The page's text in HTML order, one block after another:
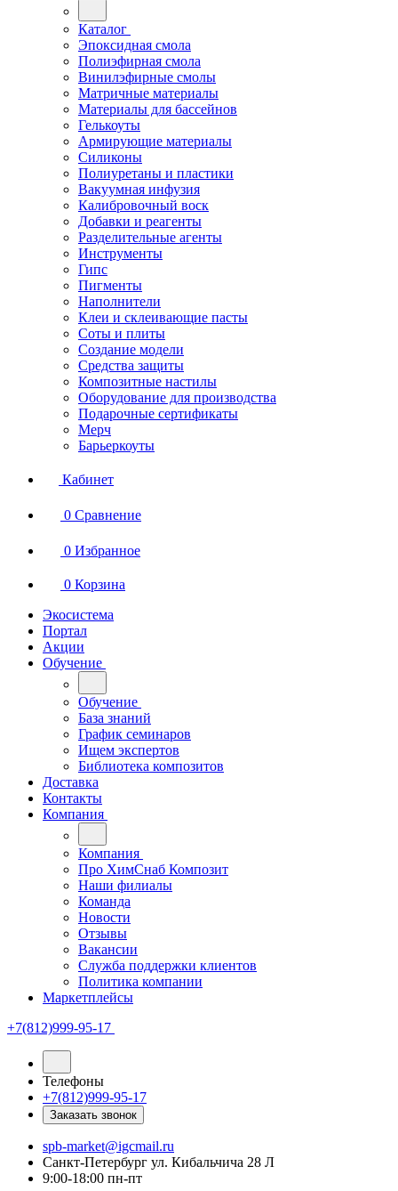
Каталог
Эпоксидная смола
Полиэфирная смола
Винилэфирные смолы
Матричные материалы
Материалы для бассейнов
Гелькоуты
Армирующие материалы
Силиконы
Полиуретаны и пластики
Вакуумная инфузия
Калибровочный воск
Добавки и реагенты
Разделительные агенты
Инструменты
Гипс
Пигменты
Наполнители
Клеи и склеивающие пасты
Соты и плиты
Создание модели
Средства защиты
Композитные настилы
Оборудование для производства
Подарочные сертификаты
Мерч
Барьеркоуты
Кабинет
0 Сравнение
0 Избранное
0 Корзина
Экосистема
Портал
Акции
Обучение
Обучение
База знаний
График семинаров
Ищем экспертов
Библиотека композитов
Доставка
Контакты
Компания
Компания
Про ХимСнаб Композит
Наши филиалы
Команда
Новости
Отзывы
Вакансии
Служба поддержки клиентов
Политика компании
Маркетплейсы
+7(812)999-95-17
Телефоны
+7(812)999-95-17
Заказать звонок
spb-market@igcmail.ru
Санкт-Петербург ул. Кибальчича 28 Л
9:00-18:00 пн-пт